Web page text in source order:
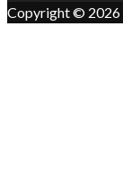
Copyright © 2026